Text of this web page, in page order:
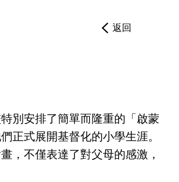
返回
別安排了簡單而隆重的「啟蒙
正式展開基督化的小學生涯。
，不僅表達了對父母的感激，